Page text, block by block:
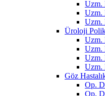
Uzm.
Uzm.
Uzm.
Üroloji
Uzm.
Uzm.
Uzm.
Uzm.
Göz
Op.
Op.